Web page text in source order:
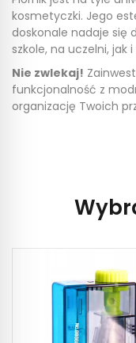
kosmetyczki. Jego
doskonale nadaje się
szkole, na uczelni, jak
Nie zwlekaj!
funkcjonalność z
organizację Twoich